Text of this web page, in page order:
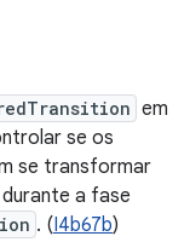
em
se os
se transformar
a fase
. (I4b67b)